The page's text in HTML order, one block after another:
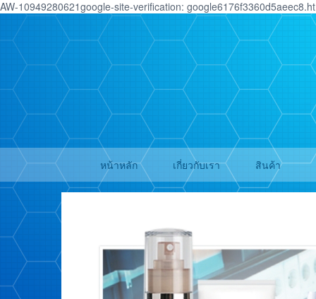
AW-10949280621google-site-verification:
หน้าหลัก เกี่ยวกับเรา สินค้า